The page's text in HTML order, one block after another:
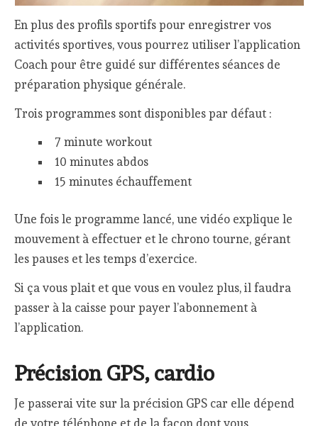
En plus des profils sportifs pour enregistrer vos
activités sportives, vous pourrez utiliser l’application
Coach pour être guidé sur différentes séances de
préparation physique générale.
Trois programmes sont disponibles par défaut :
7 minute workout
10 minutes abdos
15 minutes échauffement
Une fois le programme lancé, une vidéo explique le
mouvement à effectuer et le chrono tourne, gérant
les pauses et les temps d’exercice.
Si ça vous plait et que vous en voulez plus, il faudra
passer à la caisse pour payer l’abonnement à
l’application.
Précision GPS, cardio
Je passerai vite sur la précision GPS car elle dépend
de votre téléphone et de la façon dont vous